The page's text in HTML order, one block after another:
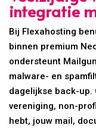
integratie
Bij Flexahosting
binnen premium
ondersteunt
malware- en
dagelijkse back-up.
vereniging, non-
hebt, jouw mail,